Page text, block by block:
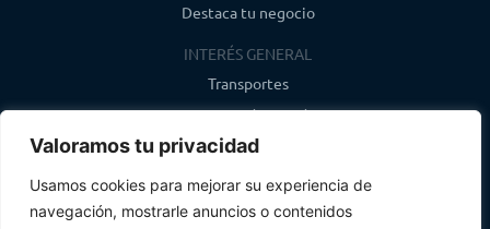
Valoramos tu privacidad
Usamos cookies para mejorar su experiencia de
navegación, mostrarle anuncios o contenidos
Destaca tu negocio
INTERÉS GENERAL
Transportes
Farmacias de guardia
Canal de WhatsApp
Último boletín